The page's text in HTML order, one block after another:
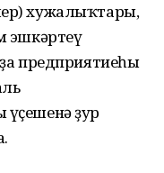
хужалыҡтары,
эшкәртеү
предприятиеһы
үҫешенә ҙур